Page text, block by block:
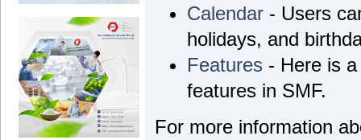
Calendar - Users
holidays, and
Features - Here is
features in SMF.
For more information